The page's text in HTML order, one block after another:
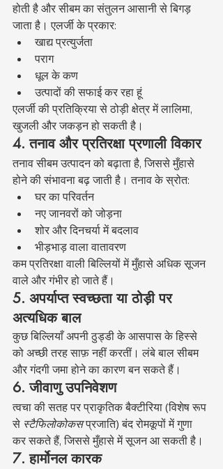
होती है और सीबम का संतुलन आसानी से बिगड़
जाता है। एलर्जी के प्रकार:
खाद्य प्रत्युर्जता
पराग
धूल के कण
उत्पादों की सफाई कर रहा हूं
एलर्जी की प्रतिक्रिया से ठोड़ी क्षेत्र में लालिमा,
खुजली और जकड़न हो सकती है।
4. तनाव और प्रतिरक्षा प्रणाली विकार
तनाव सीबम उत्पादन को बढ़ाता है, जिससे मुँहासे
होने की संभावना बढ़ जाती है। तनाव के स्रोत:
घर का परिवर्तन
नए जानवरों को जोड़ना
शोर और दिनचर्या में बदलाव
भीड़भाड़ वाला वातावरण
कम प्रतिरक्षा वाली बिल्लियों में मुँहासे अधिक सूजन
वाले और गंभीर हो जाते हैं।
5. अपर्याप्त स्वच्छता या ठोड़ी पर
अत्यधिक बाल
कुछ बिल्लियाँ अपनी ठुड्डी के आसपास के हिस्से
को अच्छी तरह साफ़ नहीं करतीं। लंबे बाल सीबम
और गंदगी जमा होने का कारण बन सकते हैं।
6. जीवाणु उपनिवेशण
त्वचा की सतह पर प्राकृतिक बैक्टीरिया (विशेष रूप
से स्टैफिलोकोकस प्रजाति) बंद रोमकूपों में गुणा
कर सकते हैं, जिससे मुँहासे में सूजन आ सकती है।
7. हार्मोनल कारक